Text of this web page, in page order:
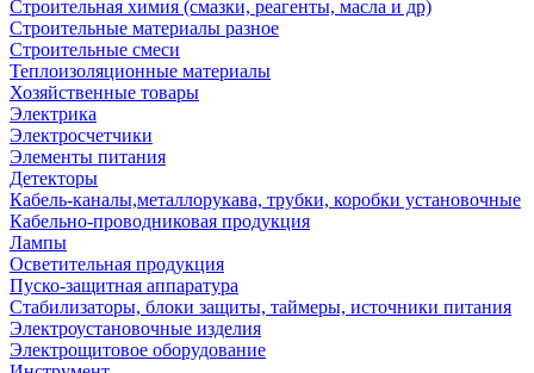
Строительная химия (смазки, реагенты, масла и др)
Строительные материалы разное
Строительные смеси
Теплоизоляционные материалы
Хозяйственные товары
Электрика
Электросчетчики
Элементы питания
Детекторы
Кабель-каналы,металлорукава, трубки, коробки установочные
Кабельно-проводниковая продукция
Лампы
Осветительная продукция
Пуско-защитная аппаратура
Стабилизаторы, блоки защиты, таймеры, источники питания
Электроустановочные изделия
Электрощитовое оборудование